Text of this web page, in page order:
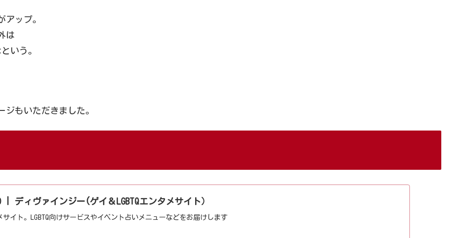
アップ。
は
いう。
もいただきました。
| ディヴァインジー(ゲイ＆LGBTQエンタメサイト）
サイト。LGBTQ向けサービスやイベント占いメニューなどをお届けします